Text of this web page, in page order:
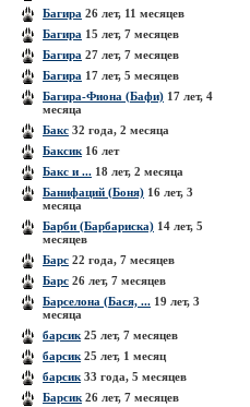
Багира 26 лет, 11 месяцев
Багира 15 лет, 7 месяцев
Багира 27 лет, 7 месяцев
Багира 17 лет, 5 месяцев
Багира-Фиона (Бафи) 17 лет, 4
месяца
Бакс 32 года, 2 месяца
Баксик 16 лет
Бакс и ... 18 лет, 2 месяца
Банифаций (Боня) 16 лет, 3
месяца
Барби (Барбариска) 14 лет, 5
месяцев
Барс 22 года, 7 месяцев
Барс 26 лет, 7 месяцев
Барселона (Бася, ... 19 лет, 3
месяца
барсик 25 лет, 7 месяцев
барсик 25 лет, 1 месяц
барсик 33 года, 5 месяцев
Барсик 26 лет, 7 месяцев